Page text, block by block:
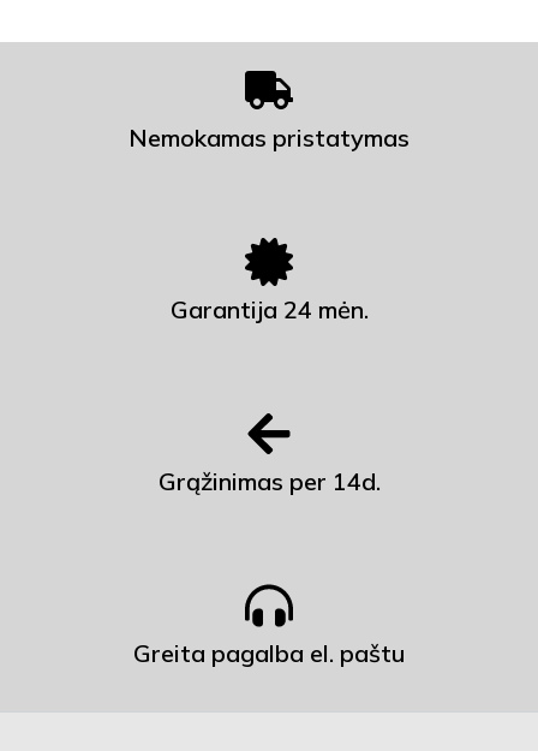
Nemokamas pristatymas
Garantija 24 mėn.
Grąžinimas per 14d.
Greita pagalba el. paštu